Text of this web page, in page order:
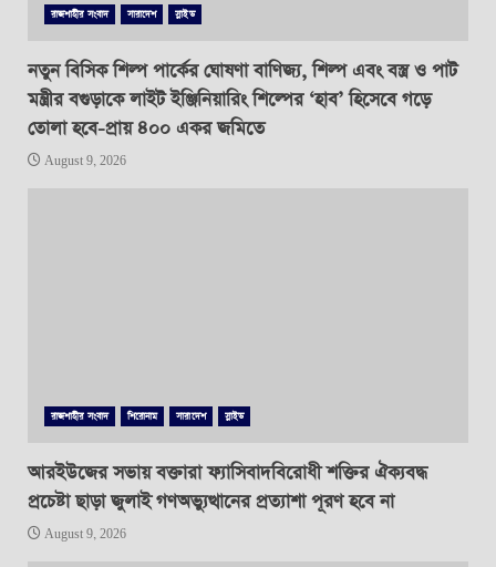
রাজশাহীর সংবাদ সারাদেশ স্লাইড
নতুন বিসিক শিল্প পার্কের ঘোষণা বাণিজ্য, শিল্প এবং বস্ত্র ও পাট
মন্ত্রীর বগুড়াকে লাইট ইঞ্জিনিয়ারিং শিল্পের ‘হাব’ হিসেবে গড়ে
তোলা হবে-প্রায় ৪০০ একর জমিতে
August 9, 2026
রাজশাহীর সংবাদ শিরোনাম সারাদেশ স্লাইড
আরইউজের সভায় বক্তারা ফ্যাসিবাদবিরোধী শক্তির ঐক্যবদ্ধ
প্রচেষ্টা ছাড়া জুলাই গণঅভ্যুত্থানের প্রত্যাশা পূরণ হবে না
August 9, 2026